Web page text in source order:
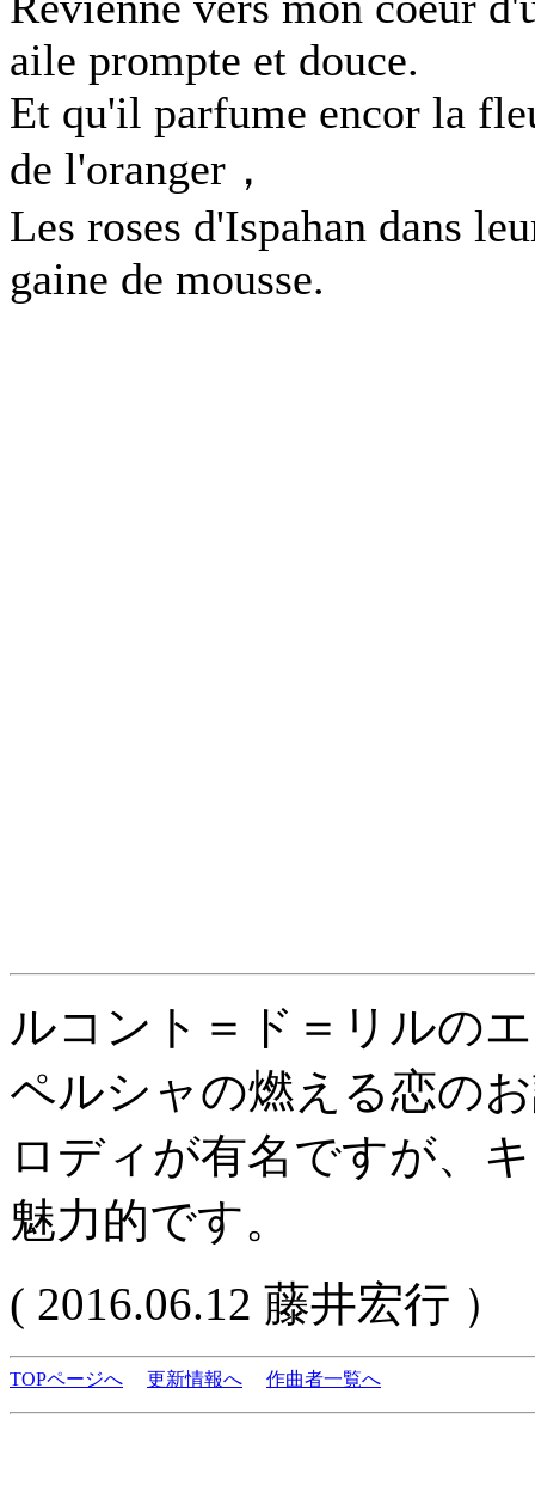
aile prompte et douce.
Et qu'il parfume encor la
de l'oranger，
Les roses d'Ispahan dans
gaine de mousse.
ルコント＝ド＝リルの
ペルシャの燃える恋の
ロディが有名ですが、
魅力的です。
( 2016.06.12 藤井宏行 ）
TOPページへ 更新情報へ 作曲者一覧へ